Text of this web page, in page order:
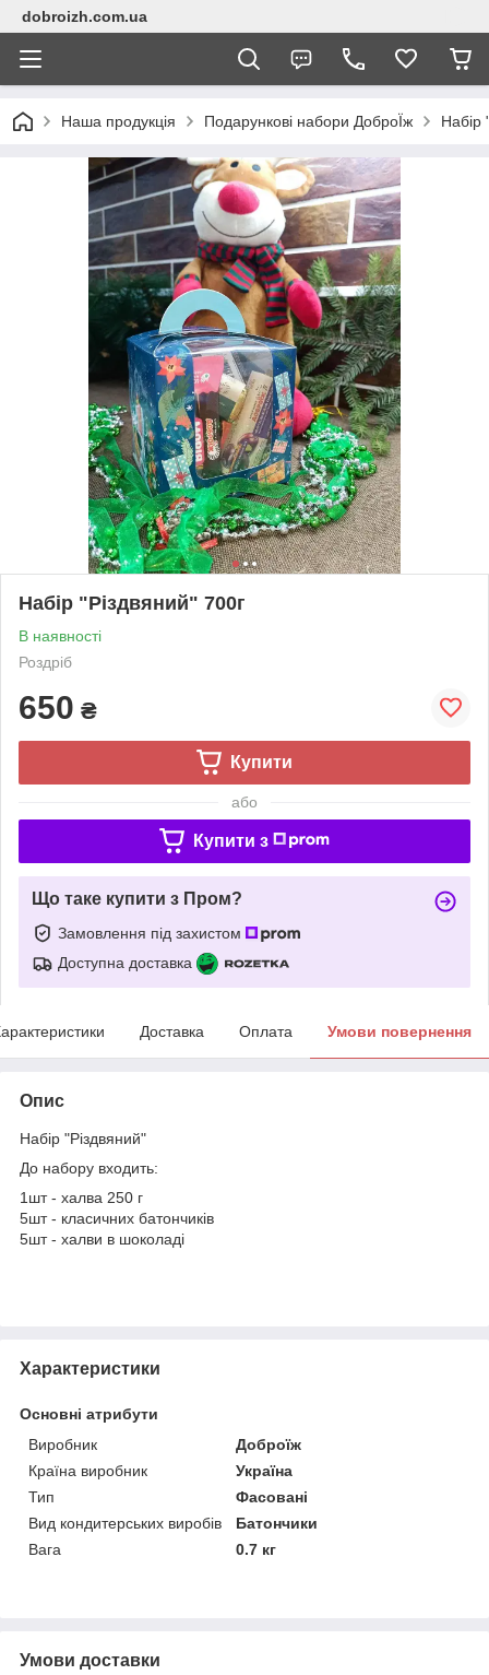
dobroizh.com.ua
Наша продукція Подарункові набори ДоброЇж Набір
Набір "Різдвяний" 700г
В наявності
Роздріб
650 ₴
Купити
або
Купити з
Що таке купити з Пром?
Замовлення під захистом
Доступна доставка
Доставка Оплата Умови повернення
Опис
Набір "Різдвяний"
До набору входить:
1шт - халва 250 г
5шт - класичних батончиків
5шт - халви в шоколаді
Характеристики
Основні атрибути
Виробник
Доброїж
Країна виробник
Україна
Тип
Фасовані
Вид кондитерських виробів
Батончики
Вага
0.7 кг
Умови доставки